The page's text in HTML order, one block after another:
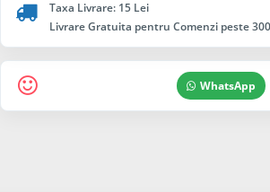
Taxa Livrare: 15 Lei
Livrare Gratuita pentru Comenzi peste
WhatsApp